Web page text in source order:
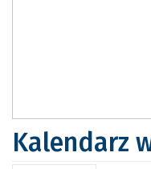
Kalendarz